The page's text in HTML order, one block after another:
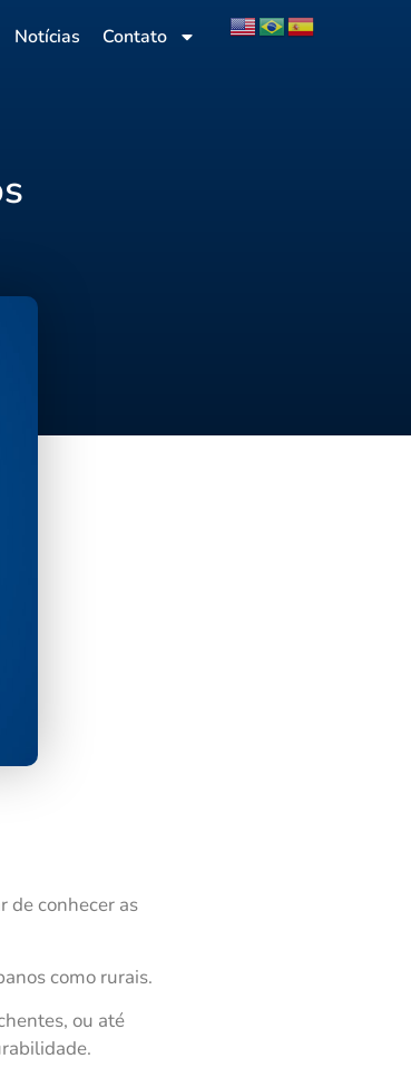
Notícias Contato
de conhecer as
como rurais.
ou até